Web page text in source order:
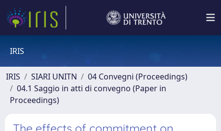
IRIS
IRIS SIARI UNITN
04 Convegni (Proceedings)
04.1 Saggio in atti di convegno (Paper in
Proceedings)